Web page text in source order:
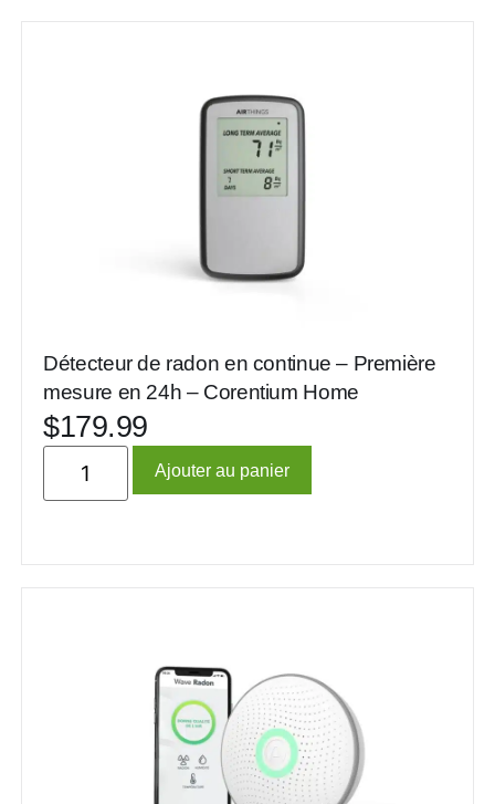
Détecteur de radon en continue – Première
mesure en 24h – Corentium Home
$179.99
Ajouter au panier